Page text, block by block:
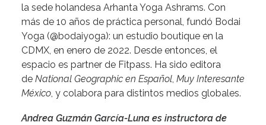
la sede holandesa Arhanta Yoga Ashrams. Con
más de 10 años de práctica personal, fundó Bodai
Yoga (@bodaiyoga): un estudio boutique en la
CDMX, en enero de 2022. Desde entonces, el
espacio es partner de Fitpass. Ha sido editora
de National Geographic en Español, Muy Interesante
México, y colabora para distintos medios globales.
Andrea Guzmán García-Luna es instructora de